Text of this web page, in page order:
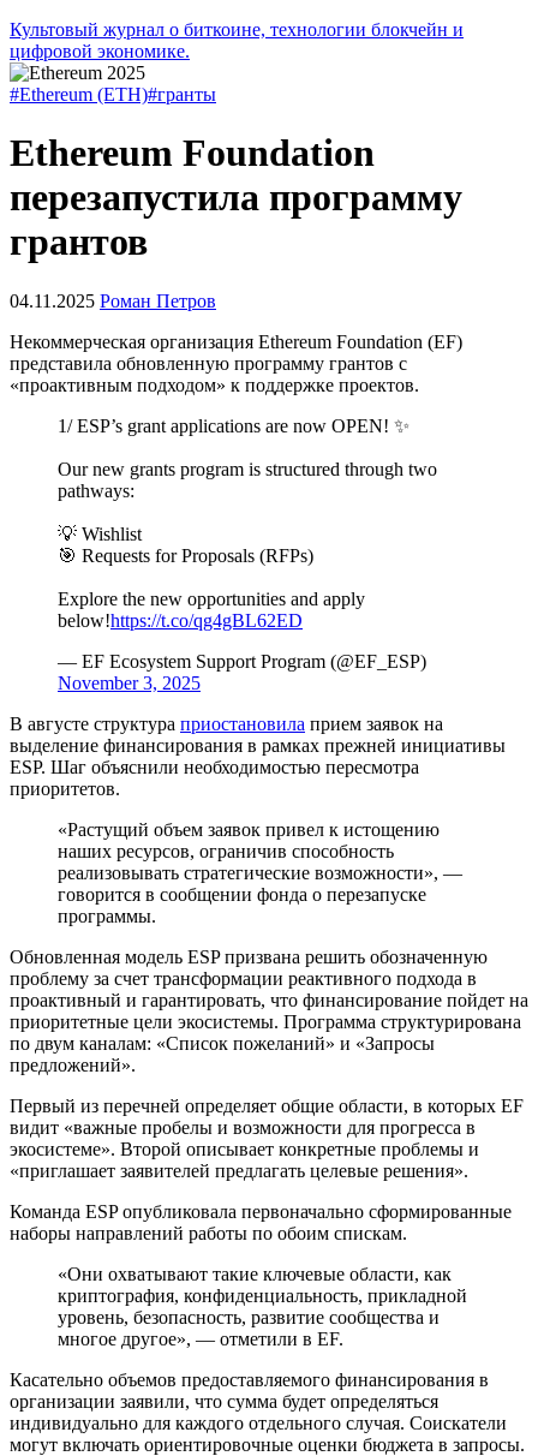
Культовый журнал о биткоине, технологии блокчейн и
цифровой экономике.
#Ethereum (ETH)#гранты
Ethereum Foundation
перезапустила программу
грантов
04.11.2025 Роман Петров
Некоммерческая организация Ethereum Foundation (EF)
представила обновленную программу грантов с
«проактивным подходом» к поддержке проектов.
1/ ESP’s grant applications are now OPEN! ✨
Our new grants program is structured through two
pathways:
💡 Wishlist
🎯 Requests for Proposals (RFPs)
Explore the new opportunities and apply
below!https://t.co/qg4gBL62ED
— EF Ecosystem Support Program (@EF_ESP)
November 3, 2025
В августе структура приостановила прием заявок на
выделение финансирования в рамках прежней инициативы
ESP. Шаг объяснили необходимостью пересмотра
приоритетов.
«Растущий объем заявок привел к истощению
наших ресурсов, ограничив способность
реализовывать стратегические возможности», —
говорится в сообщении фонда о перезапуске
программы.
Обновленная модель ESP призвана решить обозначенную
проблему за счет трансформации реактивного подхода в
проактивный и гарантировать, что финансирование пойдет на
приоритетные цели экосистемы. Программа структурирована
по двум каналам: «Список пожеланий» и «Запросы
предложений».
Первый из перечней определяет общие области, в которых EF
видит «важные пробелы и возможности для прогресса в
экосистеме». Второй описывает конкретные проблемы и
«приглашает заявителей предлагать целевые решения».
Команда ESP опубликовала первоначально сформированные
наборы направлений работы по обоим спискам.
«Они охватывают такие ключевые области, как
криптография, конфиденциальность, прикладной
уровень, безопасность, развитие сообщества и
многое другое», — отметили в EF.
Касательно объемов предоставляемого финансирования в
организации заявили, что сумма будет определяться
индивидуально для каждого отдельного случая. Соискатели
могут включать ориентировочные оценки бюджета в запросы.